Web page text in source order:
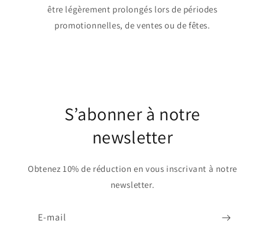
être légèrement prolongés lors de périodes
promotionnelles, de ventes ou de fêtes.
S’abonner à notre
newsletter
Obtenez 10% de réduction en vous inscrivant à notre
newsletter.
E-mail